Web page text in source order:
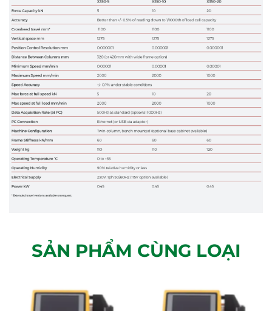
SẢN PHẨM CÙNG LOẠI